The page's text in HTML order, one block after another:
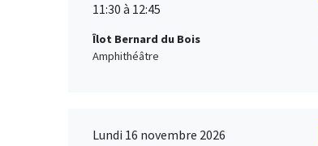
11:30 à 12:45
Îlot Bernard du Bois
Amphithéâtre
Lundi 16 novembre 2026